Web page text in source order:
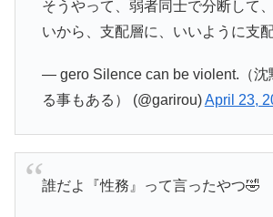
そうやって、弱者同士で分断して
いから、支配層に、いいように支配
— gero Silence can be violent.（沈
る事もある） (@garirou)April 23,
誰だよ『性務』って言ったやつ🤣